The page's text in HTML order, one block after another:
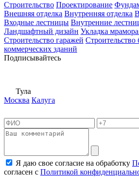
Строительство Проектирование
Внешняя отделка Внутренняя отделка
Входные лестницы Внутренние
Ландшафтный дизайн Укладка
Строительство гаражей Строительство
коммерческих зданий
Подписывайтесь
Тула
Москва Калуга
Я даю свое согласие на обработку
согласен с Политикой